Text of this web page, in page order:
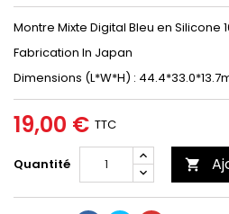
Montre Mixte Digital Bleu en Silicone
Fabrication In Japan
Dimensions (L*W*H) :
19,00 € TTC
Quantité 